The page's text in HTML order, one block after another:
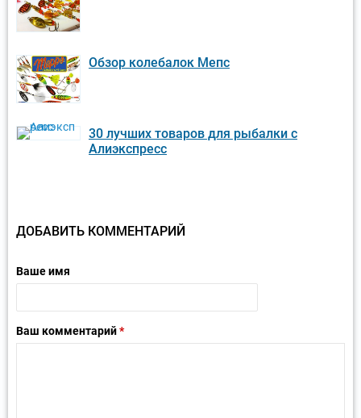
Обзор колебалок Мепс
30 лучших товаров для рыбалки с
Алиэкспресс
ДОБАВИТЬ КОММЕНТАРИЙ
Ваше имя
Ваш комментарий*